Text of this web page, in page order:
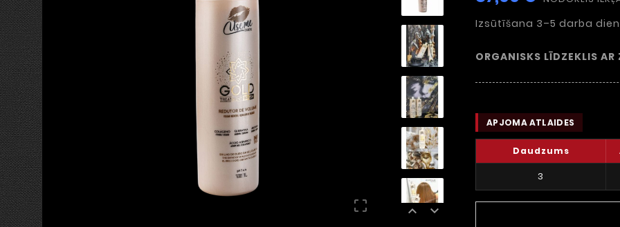
  
Izsūtīšana 3–5 darba
ORGANISKS LĪDZEKLIS
APJOMA ATLAIDES
Daudzums
3